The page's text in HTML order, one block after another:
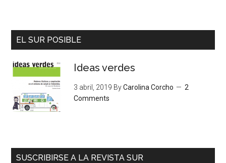
EL SUR POSIBLE
Ideas verdes
3 abril, 2019 ByCarolina Corcho
2
Comments
SUSCRIBIRSE A LA REVISTA SUR